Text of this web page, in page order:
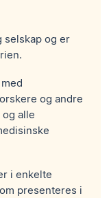
selskap og er
og andre
alle
i enkelte
presenteres i